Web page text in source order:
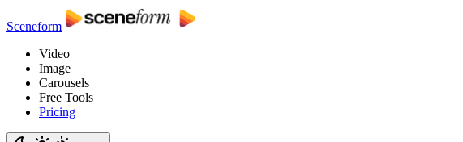
Sceneform
Video
Image
Carousels
Free Tools
Pricing